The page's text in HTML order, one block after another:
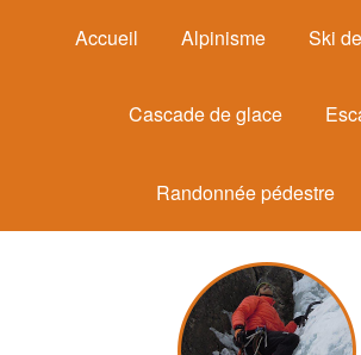
Accueil Alpinisme Ski
Cascade de glace
Randonnée pédestre